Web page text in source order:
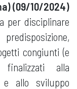
(09/10/2024)
per disciplinare
congiunti (e
alla
e allo sviluppo